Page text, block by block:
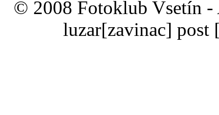
© 2008 Fotoklub Vsetín -
luzar[zavinac] post